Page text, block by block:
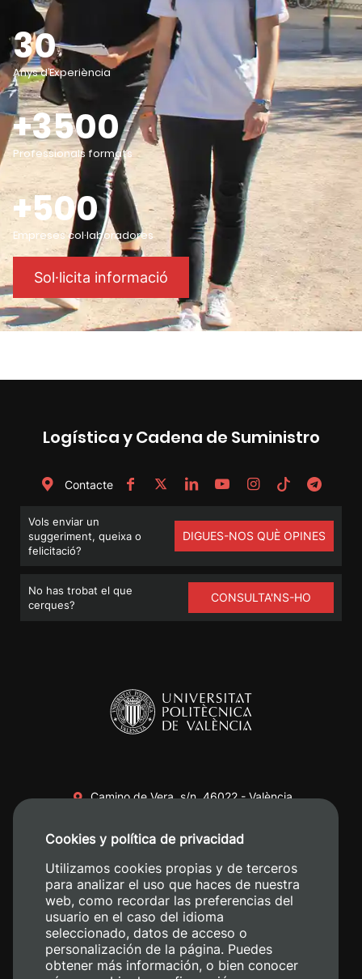
30
Anys d’Experiència
+3500
Professionals formats
+500
Empreses col·laboradores
Sol·licita informació
Logística y Cadena de Suministro
Contacte
Vols enviar un
suggeriment, queixa o
felicitació?
DIGUES-NOS QUÈ OPINES
No has trobat el que
cerques?
CONSULTA'NS-HO
Camino de Vera, s/n. 46022 - València
+34 620 04 00 50
Cookies y política de privacidad
Utilizamos cookies propias y de terceros
para analizar el uso que haces de nuestra
web, como recordar las preferencias del
usuario en el caso del idioma
seleccionado, datos de acceso o
personalización de la página. Puedes
obtener más información, o bien conocer